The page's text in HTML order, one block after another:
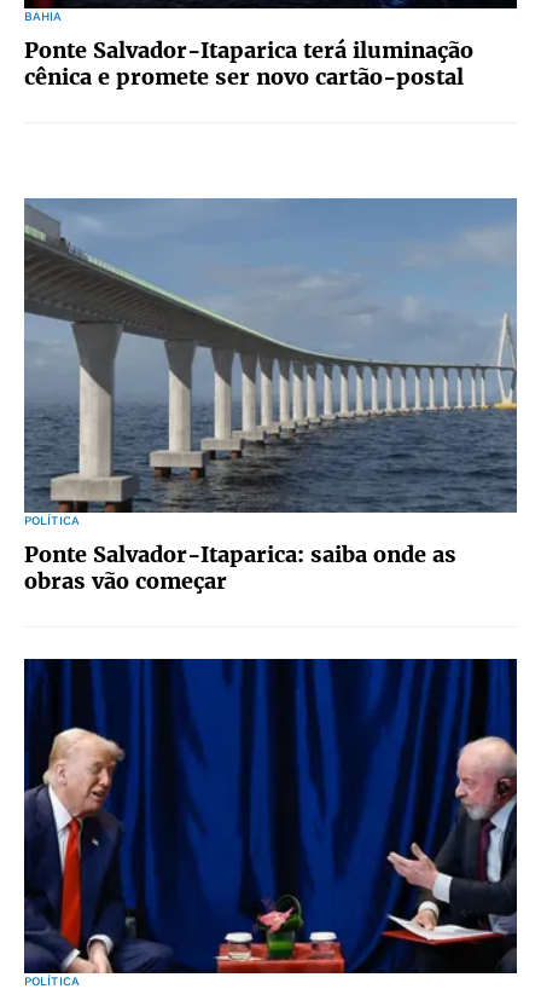
BAHIA
Ponte Salvador-Itaparica terá iluminação
cênica e promete ser novo cartão-postal
POLÍTICA
Ponte Salvador-Itaparica: saiba onde as
obras vão começar
POLÍTICA